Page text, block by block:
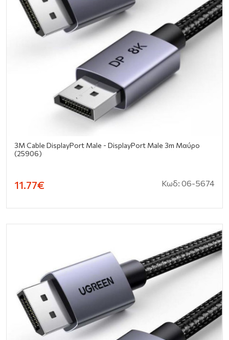
3M Cable DisplayPort Male - DisplayPort Male 3m Μαύρο
(25906)
11.77€ Κωδ: 06-5674